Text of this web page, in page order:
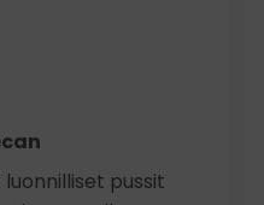
pussit